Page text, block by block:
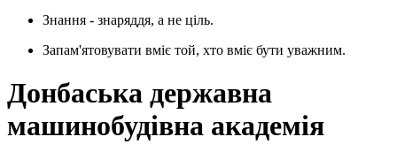
Знання - знаряддя, а не ціль.
Запам'ятовувати вміє той, хто вміє бути уважним.
Донбаська державна
машинобудівна академія